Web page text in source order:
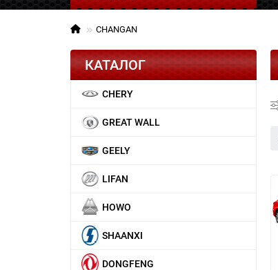
CHANGAN
КАТАЛОГ
CHERY
GREAT WALL
GEELY
LIFAN
HOWO
SHAANXI
DONGFENG